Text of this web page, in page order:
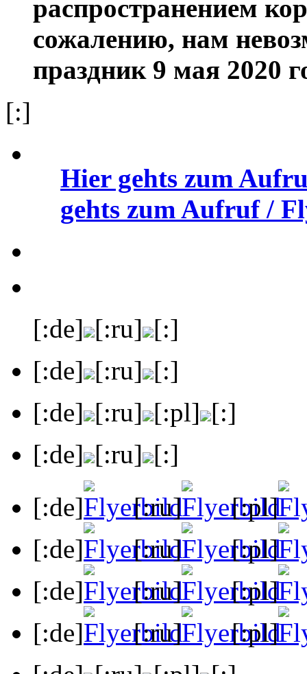
распространением
сожалению, нам
праздник 9 мая 2020
[:]
Hier gehts zum
gehts zum Aufruf /
[:de] [:ru] [:]
[:de] [:ru] [:]
[:de] [:ru] [:pl] [:]
[:de] [:ru] [:]
[:de]
[:ru]
[:pl]
[:de]
[:ru]
[:pl]
[:de]
[:ru]
[:pl]
[:de]
[:ru]
[:pl]